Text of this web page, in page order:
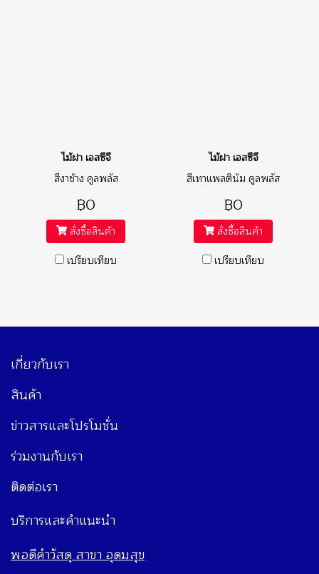
ไม้ฝา เอสซีจี
สีงาช้าง คูลพลัส
฿0
สั่งซื้อสินค้า
เปรียบเทียบ
ไม้ฝา เอสซีจี
สีเทาแพลตินัม คูลพลัส
฿0
สั่งซื้อสินค้า
เปรียบเทียบ
เกี่ยวกับเรา
สินค้า
ข่าวสารและโปรโมชั่น
ร่วมงานกับเรา
ติดต่อเรา
บริการและคำแนะนำ
พอดีคำวัสดุ สาขา อุดมสุข